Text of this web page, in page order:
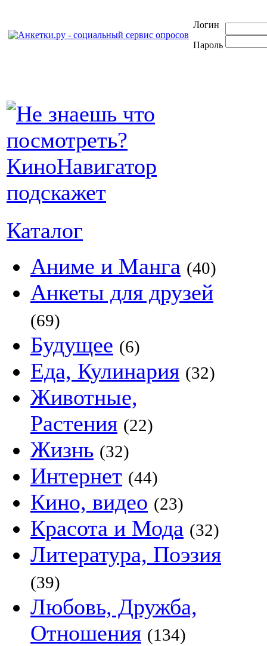
Логин
Пароль
Каталог
Аниме и Манга (40)
Анкеты для друзей
(69)
Будущее (6)
Еда, Кулинария (32)
Животные,
Растения (22)
Жизнь (32)
Интернет (44)
Кино, видео (23)
Красота и Мода (32)
Литература, Поэзия
(39)
Любовь, Дружба,
Отношения (134)